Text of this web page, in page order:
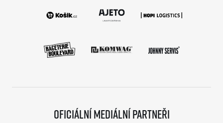
Oficiální mediální partneři